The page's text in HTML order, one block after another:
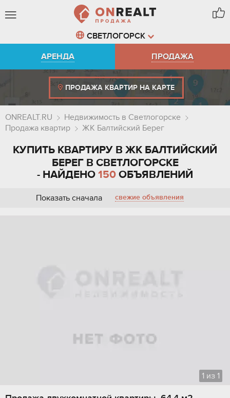
СВЕТЛОГОРСК
АРЕНДА
ПРОДАЖА
ПРОДАЖА КВАРТИР НА КАРТЕ
ONREALT.RU
Недвижимость в Светлогорске
Продажа квартир
ЖК Балтийский Берег
КУПИТЬ КВАРТИРУ В ЖК БАЛТИЙСКИЙ
БЕРЕГ В СВЕТЛОГОРСКЕ
- НАЙДЕНО 150 ОБЪЯВЛЕНИЙ
Показать сначала свежие объявления
1 из 1